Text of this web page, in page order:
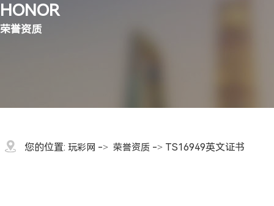
公司简介
公司动态
HONOR
荣誉资质
您的位置: 玩彩网 -> 荣誉资质 -> TS16949英文证书